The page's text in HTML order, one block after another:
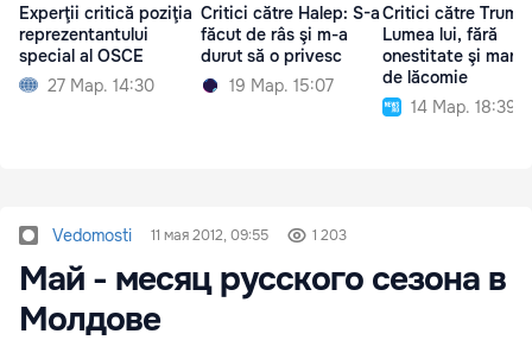
Experţii critică poziţia
reprezentantului
special al OSCE
27 Мар. 14:30
Critici către Halep: S-a
făcut de râs şi m-a
durut să o privesc
19 Мар. 15:07
Critici către
Lumea lui, fără
onestitate şi
de lăcomie
14 Мар. 18:39
Vedomosti 11 мая 2012, 09:55 1 203
Май - месяц русского сезона в
Молдове